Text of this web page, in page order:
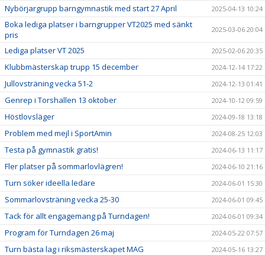
Nybörjargrupp barngymnastik med start 27 April 2025-04-13 10:24
Boka lediga platser i barngrupper VT2025 med sänkt
pris
2025-03-06 20:04
Lediga platser VT 2025 2025-02-06 20:35
Klubbmästerskap trupp 15 december 2024-12-14 17:22
Jullovsträning vecka 51-2 2024-12-13 01:41
Genrep i Torshallen 13 oktober 2024-10-12 09:59
Höstlovsläger 2024-09-18 13:18
Problem med mejl i SportAmin 2024-08-25 12:03
Testa på gymnastik gratis! 2024-06-13 11:17
Fler platser på sommarlovlägren! 2024-06-10 21:16
Turn söker ideella ledare 2024-06-01 15:30
Sommarlovsträning vecka 25-30 2024-06-01 09:45
Tack för allt engagemang på Turndagen! 2024-06-01 09:34
Program för Turndagen 26 maj 2024-05-22 07:57
Turn bästa lag i riksmästerskapet MAG 2024-05-16 13:27